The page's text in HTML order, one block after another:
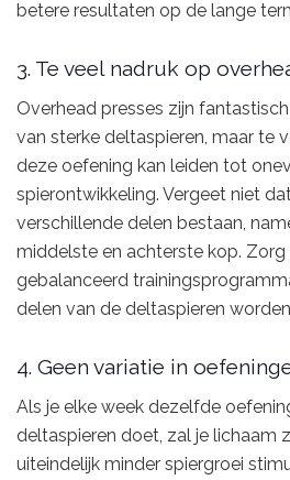
betere resultaten op de lange
3. Te veel nadruk op
Overhead presses zijn
van sterke deltaspieren, maar te
deze oefening kan leiden tot
spierontwikkeling. Vergeet niet
verschillende delen bestaan,
middelste en achterste kop. Zorg
gebalanceerd
delen van de deltaspieren
4. Geen variatie in
Als je elke week dezelfde
deltaspieren doet, zal je lichaam
uiteindelijk minder spiergroei